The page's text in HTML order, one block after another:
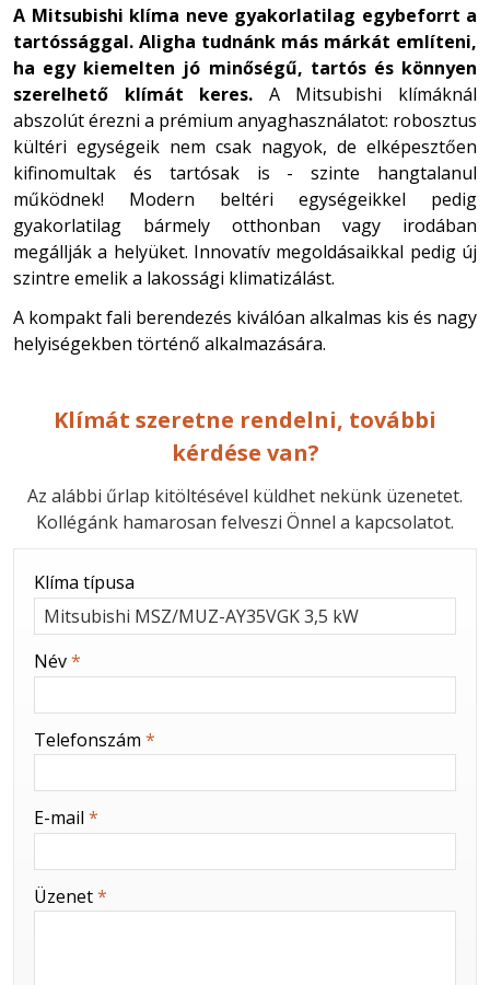
A Mitsubishi klíma neve gyakorlatilag egybeforrt a
tartóssággal. Aligha tudnánk más márkát említeni,
ha egy kiemelten jó minőségű, tartós és könnyen
szerelhető klímát keres. A Mitsubishi klímáknál
abszolút érezni a prémium anyaghasználatot: robosztus
kültéri egységeik nem csak nagyok, de elképesztően
kifinomultak és tartósak is - szinte hangtalanul
működnek! Modern beltéri egységeikkel pedig
gyakorlatilag bármely otthonban vagy irodában
megállják a helyüket. Innovatív megoldásaikkal pedig új
szintre emelik a lakossági klimatizálást.
A kompakt fali berendezés kiválóan alkalmas kis és nagy
helyiségekben történő alkalmazására.
Klímát szeretne rendelni, további
kérdése van?
Az alábbi űrlap kitöltésével küldhet nekünk üzenetet.
Kollégánk hamarosan felveszi Önnel a kapcsolatot.
-
-
-
-
-
Klíma típusa
Név*
Telefonszám *
E-mail *
Üzenet*